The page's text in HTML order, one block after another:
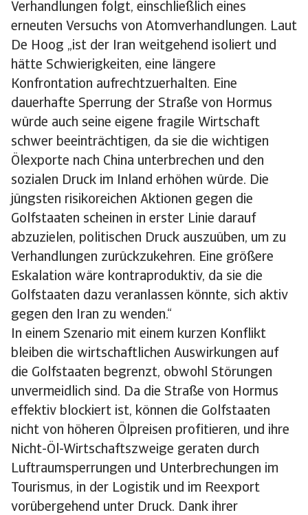
Verhandlungen folgt, einschließlich eines
erneuten Versuchs von Atomverhandlungen. Laut
De Hoog „ist der Iran weitgehend isoliert und
hätte Schwierigkeiten, eine längere
Konfrontation aufrechtzuerhalten. Eine
dauerhafte Sperrung der Straße von Hormus
würde auch seine eigene fragile Wirtschaft
schwer beeinträchtigen, da sie die wichtigen
Ölexporte nach China unterbrechen und den
sozialen Druck im Inland erhöhen würde. Die
jüngsten risikoreichen Aktionen gegen die
Golfstaaten scheinen in erster Linie darauf
abzuzielen, politischen Druck auszuüben, um zu
Verhandlungen zurückzukehren. Eine größere
Eskalation wäre kontraproduktiv, da sie die
Golfstaaten dazu veranlassen könnte, sich aktiv
gegen den Iran zu wenden.“
In einem Szenario mit einem kurzen Konflikt
bleiben die wirtschaftlichen Auswirkungen auf
die Golfstaaten begrenzt, obwohl Störungen
unvermeidlich sind. Da die Straße von Hormus
effektiv blockiert ist, können die Golfstaaten
nicht von höheren Ölpreisen profitieren, und ihre
Nicht-Öl-Wirtschaftszweige geraten durch
Luftraumsperrungen und Unterbrechungen im
Tourismus, in der Logistik und im Reexport
vorübergehend unter Druck. Dank ihrer